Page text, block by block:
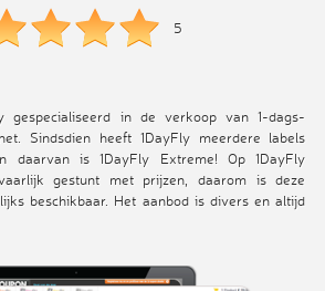
5
gespecialiseerd in de verkoop van 1-dags-
Sindsdien heeft 1DayFly meerdere labels
daarvan is 1DayFly Extreme! Op 1DayFly
gestunt met prijzen, daarom is deze
beschikbaar. Het aanbod is divers en altijd